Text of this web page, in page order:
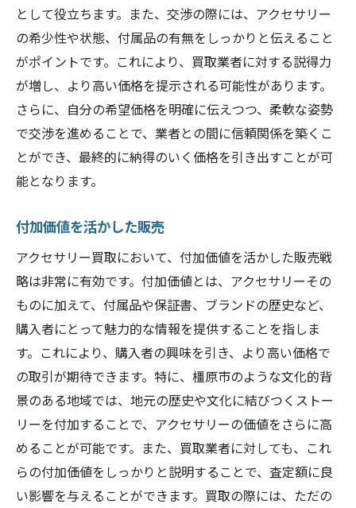
として役立ちます。また、交渉の際には、アクセサリー
の希少性や状態、付属品の有無をしっかりと伝えること
がポイントです。これにより、買取業者に対する説得力
が増し、より高い価格を提示される可能性があります。
さらに、自分の希望価格を明確に伝えつつ、柔軟な姿勢
で交渉を進めることで、業者との間に信頼関係を築くこ
とができ、最終的に納得のいく価格を引き出すことが可
能となります。
付加価値を活かした販売
アクセサリー買取において、付加価値を活かした販売戦
略は非常に有効です。付加価値とは、アクセサリーその
ものに加えて、付属品や保証書、ブランドの歴史など、
購入者にとって魅力的な情報を提供することを指しま
す。これにより、購入者の興味を引き、より高い価格で
の取引が期待できます。特に、橿原市のような文化的背
景のある地域では、地元の歴史や文化に結びつくストー
リーを付加することで、アクセサリーの価値をさらに高
めることが可能です。また、買取業者に対しても、これ
らの付加価値をしっかりと説明することで、査定額に良
い影響を与えることができます。買取の際には、ただの